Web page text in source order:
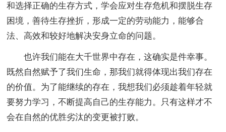
和选择正确的生存方式，学会应对生存危机和摆脱生存
困境，善待生存挫折，形成一定的劳动能力，能够合
法、高效和较好地解决安身立命的问题。
也许我们能在大千世界中存在，这确实是件幸事。
既然自然赋予了我们生命，那我们就得体现出我们存在
的价值。为了能继续的存在，我想我们必须趁着年轻就
要努力学习，不断提高自己的生存能力。只有这样才不
会在自然的优胜劣汰的变更被打败。